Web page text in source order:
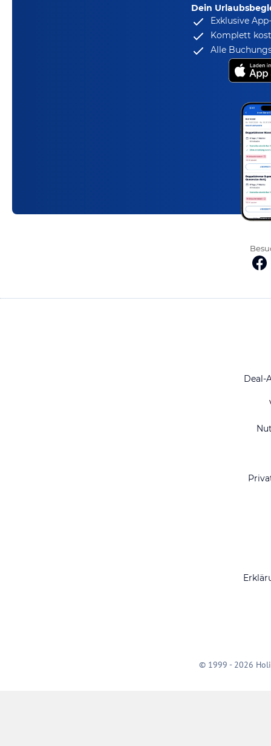
Dein
Exklusive
Komplett
Alle
Deal-
© 1999 - 2026